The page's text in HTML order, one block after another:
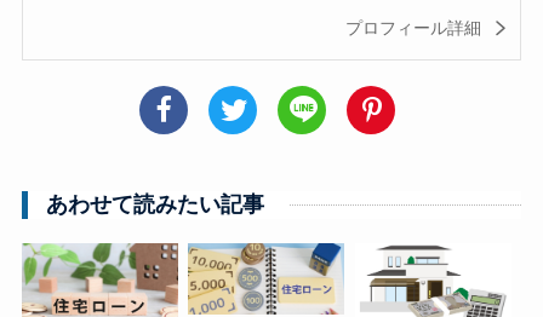
プロフィール詳細
あわせて読みたい記事